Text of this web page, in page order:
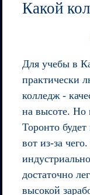
Какой
Для учебы в
практически
колледж -
на высоте. Но
Торонто
вот из-за
достаточно
высокой